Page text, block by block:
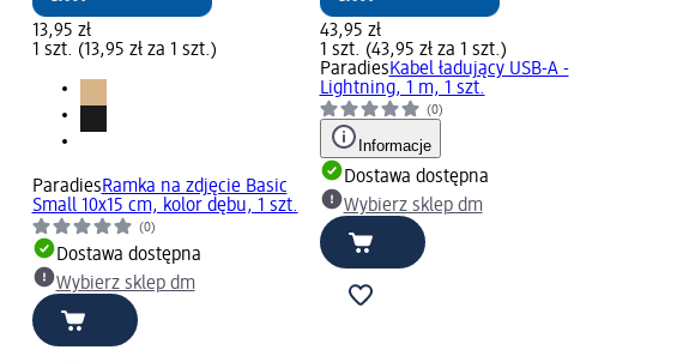
13,95 zł
1 szt. (13,95 zł za 1 szt.)
ParadiesRamka na zdjęcie Basic
Small 10x15 cm, kolor dębu, 1 szt.
(0)
Dostawa dostępna
Wybierz sklep dm
43,95 zł
1 szt. (43,95 zł za 1 szt.)
ParadiesKabel ładujący USB-A -
Lightning, 1 m, 1 szt.
(0)
Informacje
Dostawa dostępna
Wybierz sklep dm